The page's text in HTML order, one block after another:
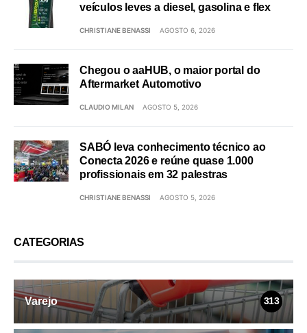
veículos leves a diesel, gasolina e flex
CHRISTIANE BENASSI AGOSTO 6, 2026
Chegou o aaHUB, o maior portal do
Aftermarket Automotivo
CLAUDIO MILAN AGOSTO 5, 2026
SABÓ leva conhecimento técnico ao
Conecta 2026 e reúne quase 1.000
profissionais em 32 palestras
CHRISTIANE BENASSI AGOSTO 5, 2026
CATEGORIAS
Varejo 313